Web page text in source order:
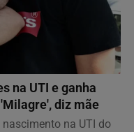
na UTI e ganha
diz mãe
na UTI do